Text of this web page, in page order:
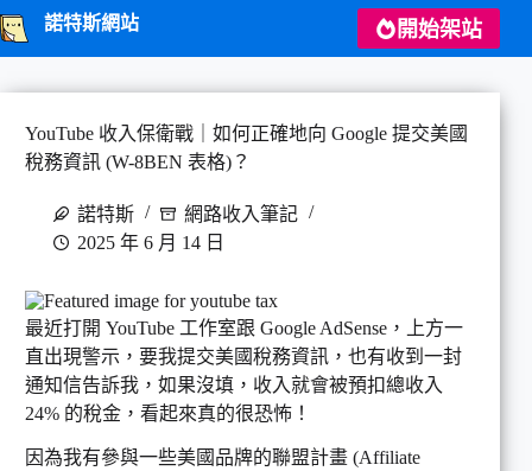
跳
至
諾特斯網站 開始架站
YouTube 收入保衛戰｜如何正確地向 Google 提交美國
稅務資訊 (W-8BEN 表格)？
諾特斯
網路收入筆記
2025 年 6 月 14 日
最近打開 YouTube 工作室跟 Google AdSense，上方一
直出現警示，要我提交美國稅務資訊，也有收到一封
通知信告訴我，如果沒填，收入就會被預扣總收入
24% 的稅金，看起來真的很恐怖！
因為我有參與一些美國品牌的聯盟計畫 (Affiliate